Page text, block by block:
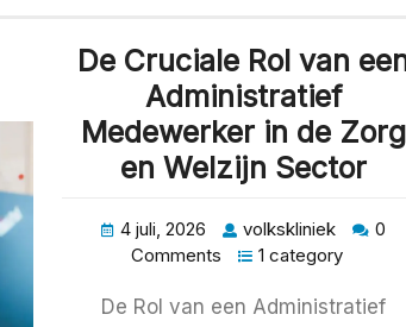
De Cruciale Rol van
Administratief
Medewerker in de Zorg
en Welzijn Sector
4 juli, 2026 volkskliniek
0
Comments
1 category
De Rol van een Administratief